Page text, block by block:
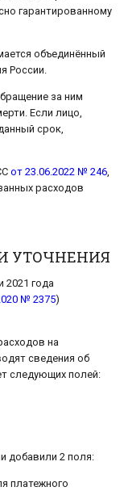
гарантированному
объединённый
России.
за ним
Если лицо,
срок,
от 23.06.2022 № 246
расходов
УТОЧНЕНИЯ
2021 года
№ 2375)
на
сведения об
следующих полей:
добавили 2 поля:
платежного